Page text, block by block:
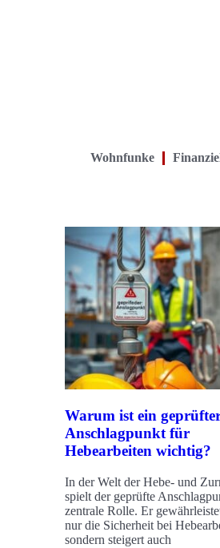
Wohnfunke
Warum ist ein
Anschlagpunkt für
Hebearbeiten wichtig?
In der Welt der Hebe- und
spielt der geprüfte
zentrale Rolle. Er
nur die Sicherheit bei
sondern steigert auch